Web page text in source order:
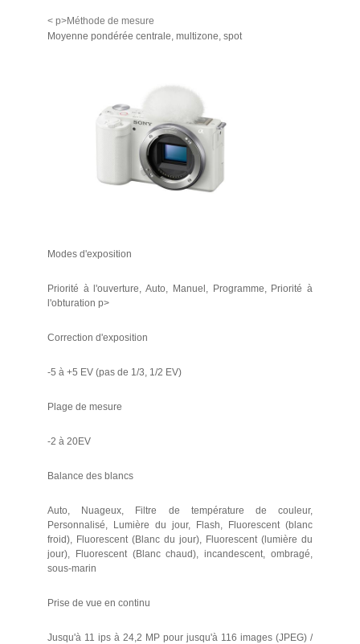
< p>Méthode de mesure
Moyenne pondérée centrale, multizone, spot
Modes d'exposition
Priorité à l'ouverture, Auto, Manuel, Programme, Priorité à
l'obturation p>
Correction d'exposition
-5 à +5 EV (pas de 1/3, 1/2 EV)
Plage de mesure
-2 à 20EV
Balance des blancs
Auto, Nuageux, Filtre de température de couleur,
Personnalisé, Lumière du jour, Flash, Fluorescent (blanc
froid), Fluorescent (Blanc du jour), Fluorescent (lumière du
jour), Fluorescent (Blanc chaud), incandescent, ombragé,
sous-marin
Prise de vue en continu
Jusqu'à 11 ips à 24,2 MP pour jusqu'à 116 images (JPEG) /